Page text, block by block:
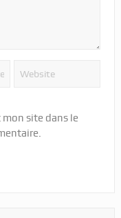
site dans le